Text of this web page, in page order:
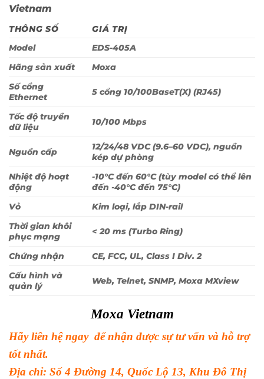
Vietnam
THÔNG SỐ
GIÁ TRỊ
Model
EDS-405A
Hãng sản xuất
Moxa
Số cổng
Ethernet
5 cổng 10/100BaseT(X) (RJ45)
Tốc độ truyền
dữ liệu
10/100 Mbps
Nguồn cấp
12/24/48 VDC (9.6–60 VDC), nguồn
kép dự phòng
Nhiệt độ hoạt
động
-10°C đến 60°C (tùy model có thể lên
đến -40°C đến 75°C)
Vỏ
Kim loại, lắp DIN-rail
Thời gian khôi
phục mạng
< 20 ms (Turbo Ring)
Chứng nhận
CE, FCC, UL, Class I Div. 2
Cấu hình và
quản lý
Web, Telnet, SNMP, Moxa MXview
Moxa Vietnam
Hãy liên hệ ngay để nhận được sự tư vấn và hỗ trợ
tốt nhất.
Địa chỉ: Số 4 Đường 14, Quốc Lộ 13, Khu Đô Thị